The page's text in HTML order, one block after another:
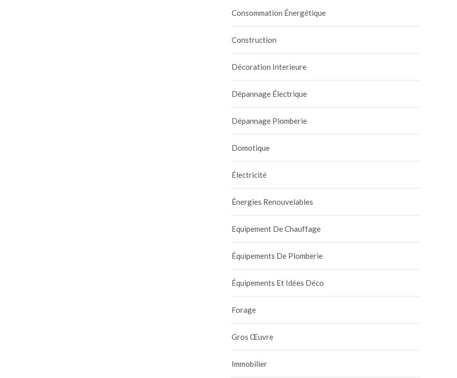
Consommation Énergétique
Construction
Décoration Interieure
Dépannage Électrique
Dépannage Plomberie
Domotique
Électricité
Énergies Renouvelables
Equipement De Chauffage
Équipements De Plomberie
Équipements Et Idées Déco
Forage
Gros Œuvre
Immobilier